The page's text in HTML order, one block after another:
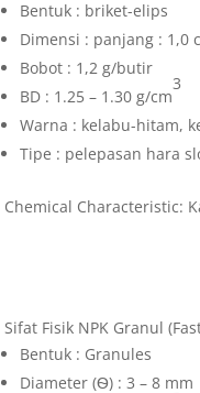
Bentuk : briket-elips
Dimensi : panjang : 1,0
Bobot : 1,2 g/butir
BD : 1.25 – 1.30 g/cm
3
Warna : kelabu-hitam,
Tipe : pelepasan hara
Chemical Characteristic:
Sifat Fisik NPK Granul
Bentuk : Granules
Diameter (Ѳ) : 3 – 8 mm